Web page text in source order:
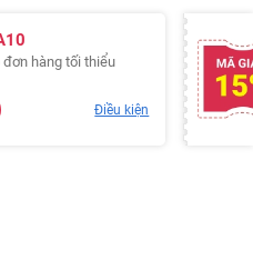
đơn hàng tối thiểu
Điều kiện